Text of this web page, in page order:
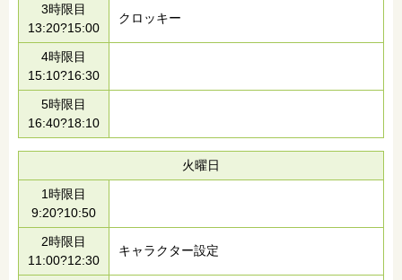
3時限目
13:20?15:00
クロッキー
4時限目
15:10?16:30
5時限目
16:40?18:10
火曜日
1時限目
9:20?10:50
2時限目
11:00?12:30
キャラクター設定